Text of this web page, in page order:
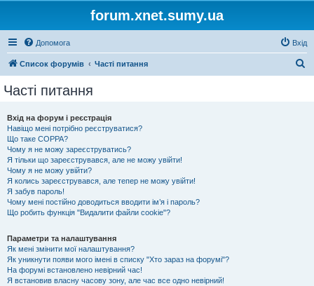
forum.xnet.sumy.ua
Допомога Вхід
Список форумів Часті питання
Часті питання
Вхід на форум і реєстрація
Навіщо мені потрібно реєструватися?
Що таке COPPA?
Чому я не можу зареєструватись?
Я тільки що зареєструвався, але не можу увійти!
Чому я не можу увійти?
Я колись зареєструвався, але тепер не можу увійти!
Я забув пароль!
Чому мені постійно доводиться вводити ім’я і пароль?
Що робить функція "Видалити файли cookie"?
Параметри та налаштування
Як мені змінити мої налаштування?
Як уникнути появи мого імені в списку "Хто зараз на форумі"?
На форумі встановлено невірний час!
Я встановив власну часову зону, але час все одно невірний!